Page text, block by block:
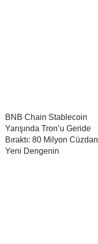
BNB Chain Stablecoin
Yarışında Tron’u Geride
Bıraktı: 80 Milyon Cüzdan
Yeni Dengenin